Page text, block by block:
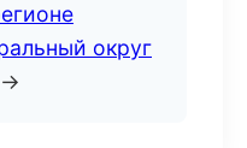
округ
→